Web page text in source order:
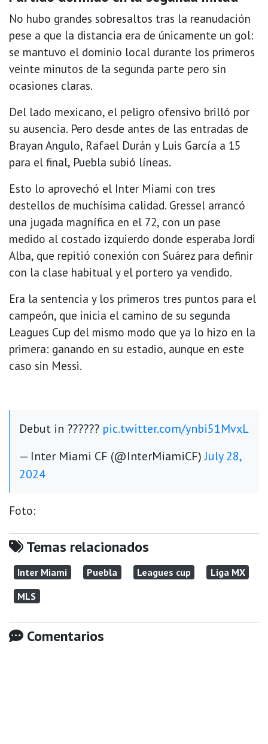
No hubo grandes sobresaltos tras la reanudación
pese a que la distancia era de únicamente un gol:
se mantuvo el dominio local durante los primeros
veinte minutos de la segunda parte pero sin
ocasiones claras.
Del lado mexicano, el peligro ofensivo brilló por
su ausencia. Pero desde antes de las entradas de
Brayan Angulo, Rafael Durán y Luis García a 15
para el final, Puebla subió líneas.
Esto lo aprovechó el Inter Miami con tres
destellos de muchísima calidad. Gressel arrancó
una jugada magnífica en el 72, con un pase
medido al costado izquierdo donde esperaba Jordi
Alba, que repitió conexión con Suárez para definir
con la clase habitual y el portero ya vendido.
Era la sentencia y los primeros tres puntos para el
campeón, que inicia el camino de su segunda
Leagues Cup del mismo modo que ya lo hizo en la
primera: ganando en su estadio, aunque en este
caso sin Messi.
Debut in ?????? pic.twitter.com/ynbi51MvxL
— Inter Miami CF (@InterMiamiCF)July 28,
2024
Foto:
Temas relacionados
Inter Miami Puebla Leagues cup
Liga MX
MLS
Comentarios